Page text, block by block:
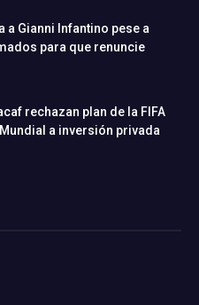
a Gianni Infantino pese a
para que renuncie
rechazan plan de la FIFA
a inversión privada